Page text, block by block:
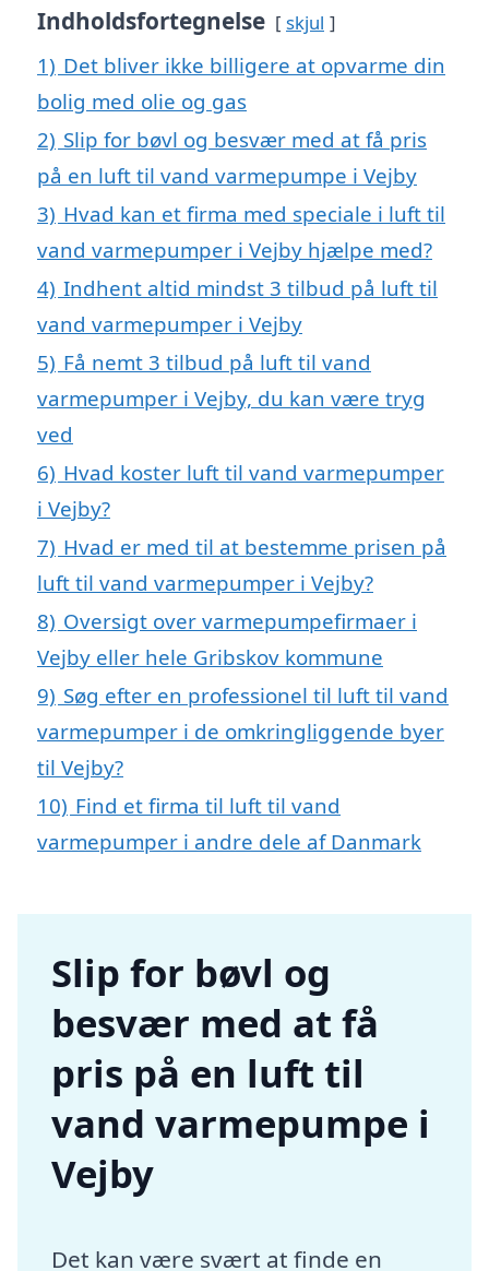
Indholdsfortegnelse skjul
1) Det bliver ikke billigere at opvarme din
bolig med olie og gas
2) Slip for bøvl og besvær med at få pris
på en luft til vand varmepumpe i Vejby
3) Hvad kan et firma med speciale i luft til
vand varmepumper i Vejby hjælpe med?
4) Indhent altid mindst 3 tilbud på luft til
vand varmepumper i Vejby
5) Få nemt 3 tilbud på luft til vand
varmepumper i Vejby, du kan være tryg
ved
6) Hvad koster luft til vand varmepumper
i Vejby?
7) Hvad er med til at bestemme prisen på
luft til vand varmepumper i Vejby?
8) Oversigt over varmepumpefirmaer i
Vejby eller hele Gribskov kommune
9) Søg efter en professionel til luft til vand
varmepumper i de omkringliggende byer
til Vejby?
10) Find et firma til luft til vand
varmepumper i andre dele af Danmark
Slip for bøvl og
besvær med at få
pris på en luft til
vand varmepumpe i
Vejby
Det kan være svært at finde en